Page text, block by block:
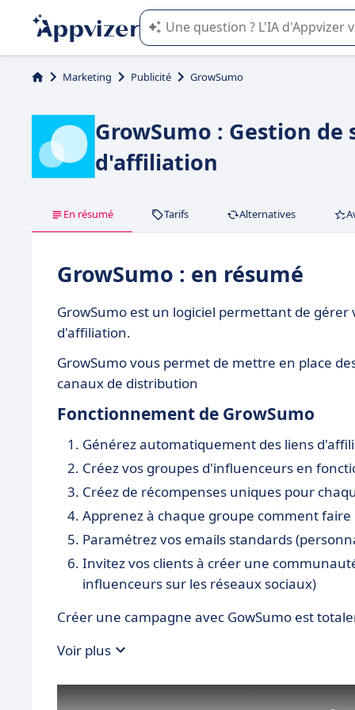
L'IA de Appvizer vous guide dans
Marketing Publicité GrowSumo
GrowSumo : Gestion
d'affiliation
En résumé Tarifs Alternatives
GrowSumo : en résumé
GrowSumo est un logiciel permettant de
d'affiliation.
GrowSumo vous permet de mettre en place
canaux de distribution
Fonctionnement de GrowSumo
Générez automatiquement des liens
Créez vos groupes d'influenceurs en
Créez de récompenses uniques pour
Apprenez à chaque groupe comment
Paramétrez vos emails standards
Invitez vos clients à créer une
influenceurs sur les réseaux sociaux)
Créer une campagne avec GowSumo est
Voir plus